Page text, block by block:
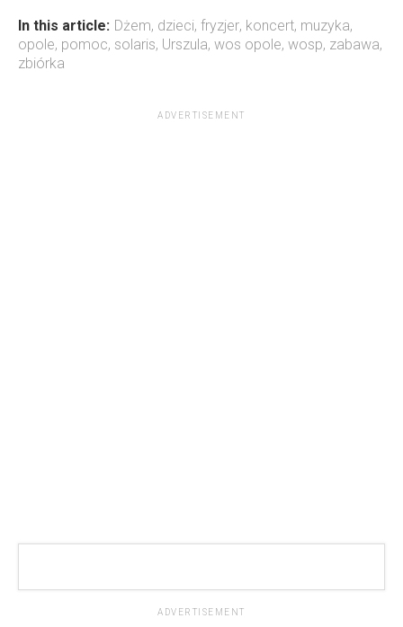
In this article: Dżem, dzieci, fryzjer, koncert, muzyka,
opole, pomoc, solaris, Urszula, wos opole, wosp, zabawa,
zbiórka
ADVERTISEMENT
ADVERTISEMENT